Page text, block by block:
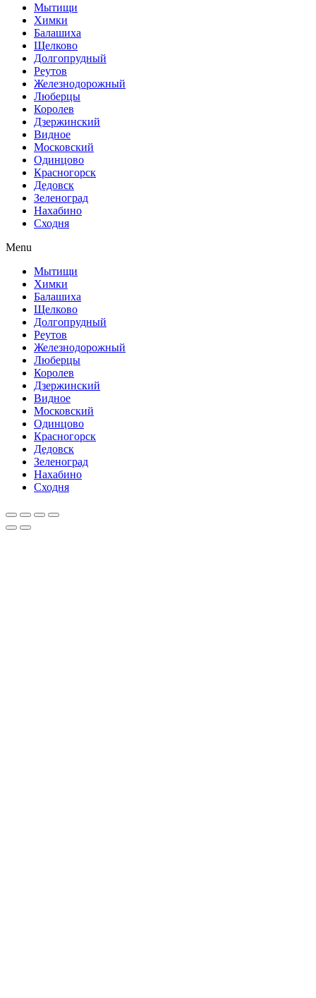
Мытищи
Химки
Балашиха
Щелково
Долгопрудный
Реутов
Железнодорожный
Люберцы
Королев
Дзержинский
Видное
Московский
Одинцово
Красногорск
Дедовск
Зеленоград
Нахабино
Сходня
Menu
Мытищи
Химки
Балашиха
Щелково
Долгопрудный
Реутов
Железнодорожный
Люберцы
Королев
Дзержинский
Видное
Московский
Одинцово
Красногорск
Дедовск
Зеленоград
Нахабино
Сходня